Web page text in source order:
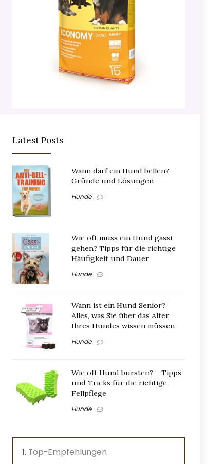
Latest Posts
Wann darf ein Hund bellen?
Gründe und Lösungen
Hunde
Wie oft muss ein Hund gassi
gehen? Tipps für die richtige
Häufigkeit und Dauer
Hunde
Wann ist ein Hund Senior?
Alles, was Sie über das Alter
Ihres Hundes wissen müssen
Hunde
Wie oft Hund bürsten? – Tipps
und Tricks für die richtige
Fellpflege
Hunde
Top-Empfehlungen